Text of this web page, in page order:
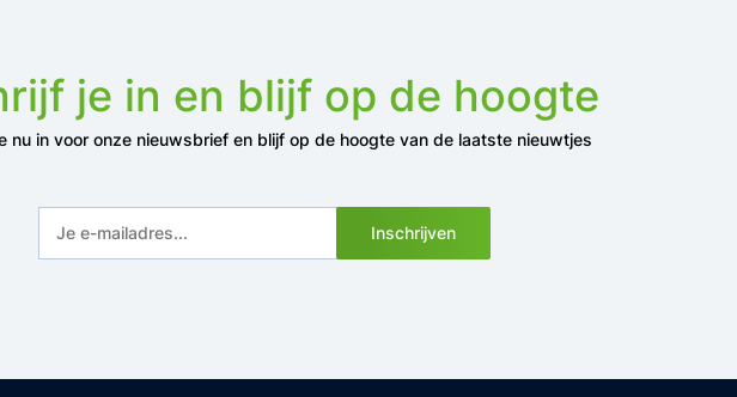
je in en blijf op de hoogte
nu in voor onze nieuwsbrief en blijf op de hoogte van de laatste nieuwtjes
Inschrijven